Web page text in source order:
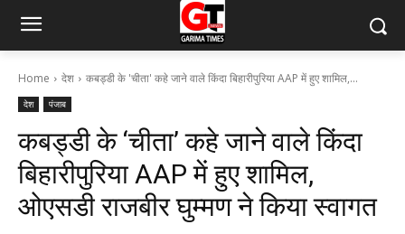
Home देश कबड्डी के 'चीता' कहे जाने वाले किंदा बिहारीपुरिया AAP में हुए शामिल,...
देश पंजाब
कबड्डी के ‘चीता’ कहे जाने वाले किंदा
बिहारीपुरिया AAP में हुए शामिल,
ओएसडी राजबीर घुम्मण ने किया स्वागत